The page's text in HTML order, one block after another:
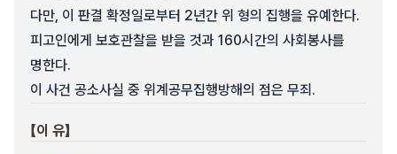
다만, 이 판결 확정일로부터 2년간 위 형의 집행을 유예한다.
피고인에게 보호관찰을 받을 것과 160시간의 사회봉사를
명한다.
이 사건 공소사실 중 위계공무집행방해의 점은 무죄.
【이 유】